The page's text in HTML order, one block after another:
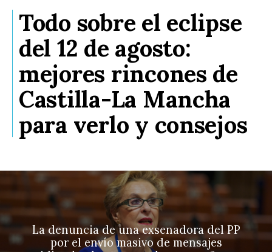
Todo sobre el eclipse
del 12 de agosto:
mejores rincones de
Castilla-La Mancha
para verlo y consejos
La denuncia de una exsenadora del PP
por el envío masivo de mensajes